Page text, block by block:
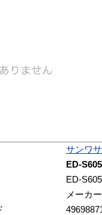
サンワ
ED-
ED-
メーカ